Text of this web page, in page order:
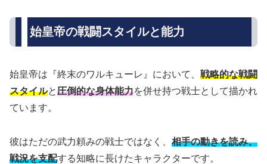
始皇帝の戦闘スタイルと能力
始皇帝は『終末のワルキューレ』において、 戦略的な戦闘
スタイルと圧倒的な身体能力を併せ持つ戦士として描かれ
ています。
彼はただの武力頼みの戦士ではなく、 相手の動きを読み、
戦況を支配する知略に長けたキャラクターです。